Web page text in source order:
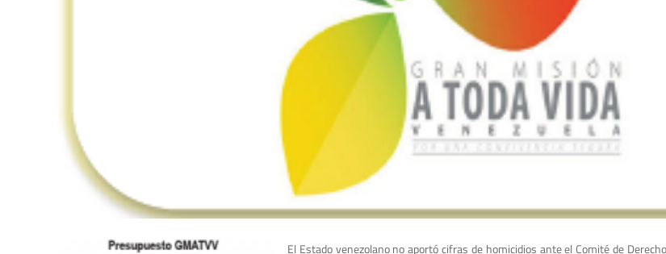
El Estado venezolano no aportó cifras de homicidios ante el Comité de